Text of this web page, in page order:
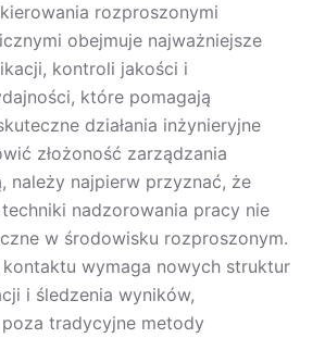
rozproszonymi
obejmuje najważniejsze
kontroli jakości i
które pomagają
działania inżynieryjne
złożoność zarządzania
należy najpierw przyznać, że
nadzorowania pracy nie
w środowisku rozproszonym.
wymaga nowych struktur
i śledzenia wyników,
tradycyjne metody